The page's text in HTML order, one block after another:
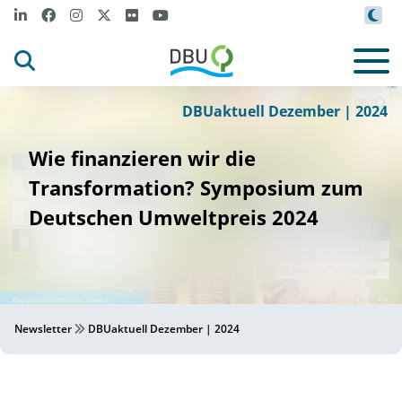
DBU
DBUaktuell Dezember | 2024
Wie finanzieren wir die
Transformation? Symposium zum
Deutschen Umweltpreis 2024
Newsletter DBUaktuell Dezember | 2024